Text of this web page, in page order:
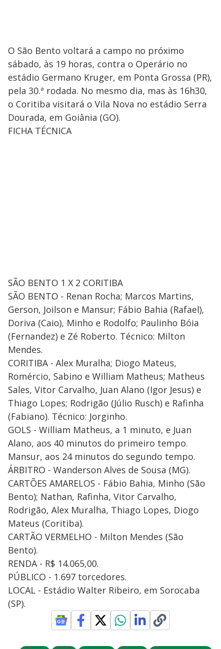
O São Bento voltará a campo no próximo
sábado, às 19 horas, contra o Operário no
estádio Germano Kruger, em Ponta Grossa (PR),
pela 30.ª rodada. No mesmo dia, mas às 16h30,
o Coritiba visitará o Vila Nova no estádio Serra
Dourada, em Goiânia (GO).
FICHA TÉCNICA
SÃO BENTO 1 X 2 CORITIBA
SÃO BENTO - Renan Rocha; Marcos Martins,
Gerson, Joilson e Mansur; Fábio Bahia (Rafael),
Doriva (Caio), Minho e Rodolfo; Paulinho Bóia
(Fernandez) e Zé Roberto. Técnico: Milton
Mendes.
CORITIBA - Alex Muralha; Diogo Mateus,
Romércio, Sabino e William Matheus; Matheus
Sales, Vitor Carvalho, Juan Alano (Igor Jesus) e
Thiago Lopes; Rodrigão (Júlio Rusch) e Rafinha
(Fabiano). Técnico: Jorginho.
GOLS - William Matheus, a 1 minuto, e Juan
Alano, aos 40 minutos do primeiro tempo.
Mansur, aos 24 minutos do segundo tempo.
ÁRBITRO - Wanderson Alves de Sousa (MG).
CARTÕES AMARELOS - Fábio Bahia, Minho (São
Bento); Nathan, Rafinha, Vitor Carvalho,
Rodrigão, Alex Muralha, Thiago Lopes, Diogo
Mateus (Coritiba).
CARTÃO VERMELHO - Milton Mendes (São
Bento).
RENDA - R$ 14.065,00.
PÚBLICO - 1.697 torcedores.
LOCAL - Estádio Walter Ribeiro, em Sorocaba
(SP).